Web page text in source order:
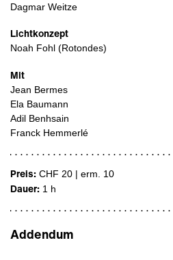
Dagmar Weitze
Lichtkonzept
Noah Fohl (Rotondes)
Mit
Jean Bermes
Ela Baumann
Adil Benhsain
Franck Hemmerlé
Preis: CHF 20 | erm. 10
Dauer: 1 h
Addendum